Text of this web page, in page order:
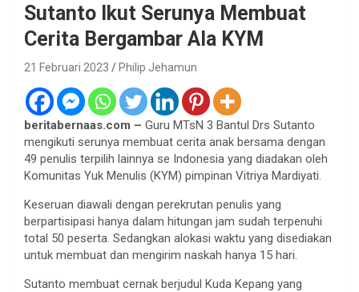
Sutanto Ikut Serunya Membuat
Cerita Bergambar Ala KYM
21 Februari 2023 Philip Jehamun
beritabernaas.com – Guru MTsN 3 Bantul Drs Sutanto
mengikuti serunya membuat cerita anak bersama dengan
49 penulis terpilih lainnya se Indonesia yang diadakan oleh
Komunitas Yuk Menulis (KYM) pimpinan Vitriya Mardiyati.
Keseruan diawali dengan perekrutan penulis yang
berpartisipasi hanya dalam hitungan jam sudah terpenuhi
total 50 peserta. Sedangkan alokasi waktu yang disediakan
untuk membuat dan mengirim naskah hanya 15 hari.
Sutanto membuat cernak berjudul Kuda Kepang yang